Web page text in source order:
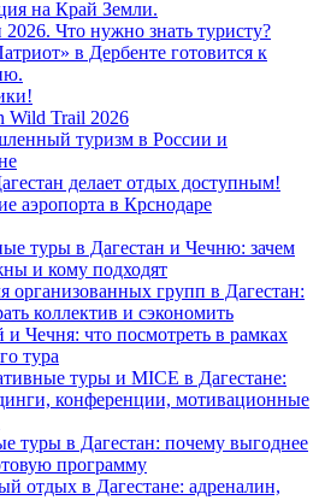
на Край Земли.
2026. Что нужно знать туристу?
в Дербенте готовится к
Wild Trail 2026
туризм в России и
делает отдых доступным!
аэропорта в Крснодаре
туры в Дагестан и Чечню: зачем
и кому подходят
организованных групп в Дагестан:
коллектив и сэкономить
и Чечня: что посмотреть в рамках
тура
туры и MICE в Дагестане:
конференции, мотивационные
туры в Дагестан: почему выгоднее
программу
отдых в Дагестане: адреналин,